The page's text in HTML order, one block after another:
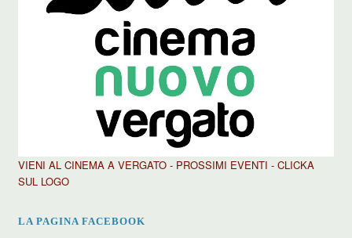
VIENI AL CINEMA A VERGATO - PROSSIMI EVENTI - CLICKA
SUL LOGO
LA PAGINA FACEBOOK